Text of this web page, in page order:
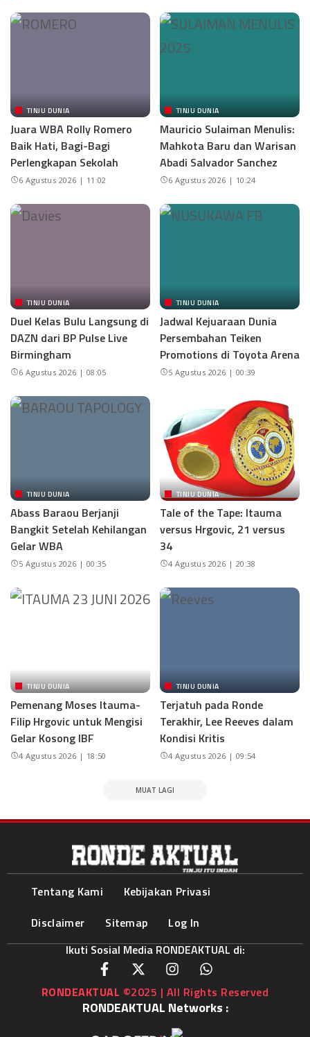
TINJU DUNIA
Juara WBA Rolly Romero
Baik Hati, Bagi-Bagi
Perlengkapan Sekolah
6 Agustus 2026 | 11:02
TINJU DUNIA
Mauricio Sulaiman Menulis:
Mahkota Baru dan Warisan
Abadi Salvador Sanchez
6 Agustus 2026 | 10:24
TINJU DUNIA
Duel Kelas Bulu Langsung di
DAZN dari BP Pulse Live
Birmingham
6 Agustus 2026 | 08:05
TINJU DUNIA
Jadwal Kejuaraan Dunia
Persembahan Teiken
Promotions di Toyota Arena
5 Agustus 2026 | 00:39
TINJU DUNIA
Abass Baraou Berjanji
Bangkit Setelah Kehilangan
Gelar WBA
5 Agustus 2026 | 00:35
TINJU DUNIA
Tale of the Tape: Itauma
versus Hrgovic, 21 versus
34
4 Agustus 2026 | 20:38
TINJU DUNIA
Pemenang Moses Itauma-
Filip Hrgovic untuk Mengisi
Gelar Kosong IBF
4 Agustus 2026 | 18:50
TINJU DUNIA
Terjatuh pada Ronde
Terakhir, Lee Reeves dalam
Kondisi Kritis
4 Agustus 2026 | 09:54
MUAT LAGI
Tentang Kami
Kebijakan Privasi
Disclaimer
Sitemap
Log In
Ikuti Sosial Media RONDEAKTUAL di:
RONDEAKTUAL ©2025 | All Rights Reserved
RONDEAKTUAL Networks :